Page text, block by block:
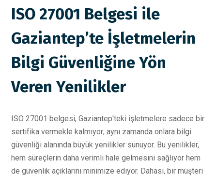
ISO 27001 Belgesi ile
Gaziantep’te İşletmelerin
Bilgi Güvenliğine Yön
Veren Yenilikler
ISO 27001 belgesi, Gaziantep'teki işletmelere sadece bir
sertifika vermekle kalmıyor; aynı zamanda onlara bilgi
güvenliği alanında büyük yenilikler sunuyor. Bu yenilikler,
hem süreçlerin daha verimli hale gelmesini sağlıyor hem
de güvenlik açıklarını minimize ediyor. Dahası, bir müşteri